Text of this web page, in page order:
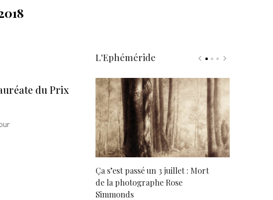
du Prix
L'Ephéméride
Ça s’est passé un 3 juillet : Mort
de la photographe Rose
Simmonds